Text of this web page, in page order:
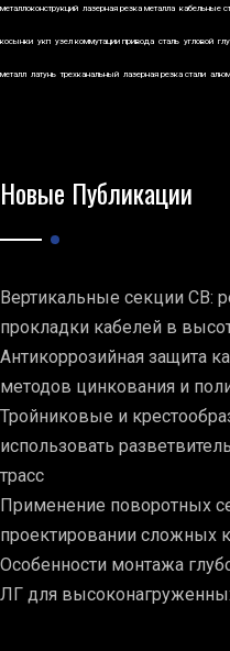
металлоконструкций лазерная резка металла кабельные
косынки укп узел коммутации привода сталь угловой
металл латунь трехканальный лазерная резка стали
Новые Публикации
Вертикальные секции СВ:
прокладки кабелей в
Антикоррозийная защита
методов цинкования и
Тройниковые и
использовать
трасс
Применение поворотных
проектировании сложных
Особенности монтажа
ЛГ для